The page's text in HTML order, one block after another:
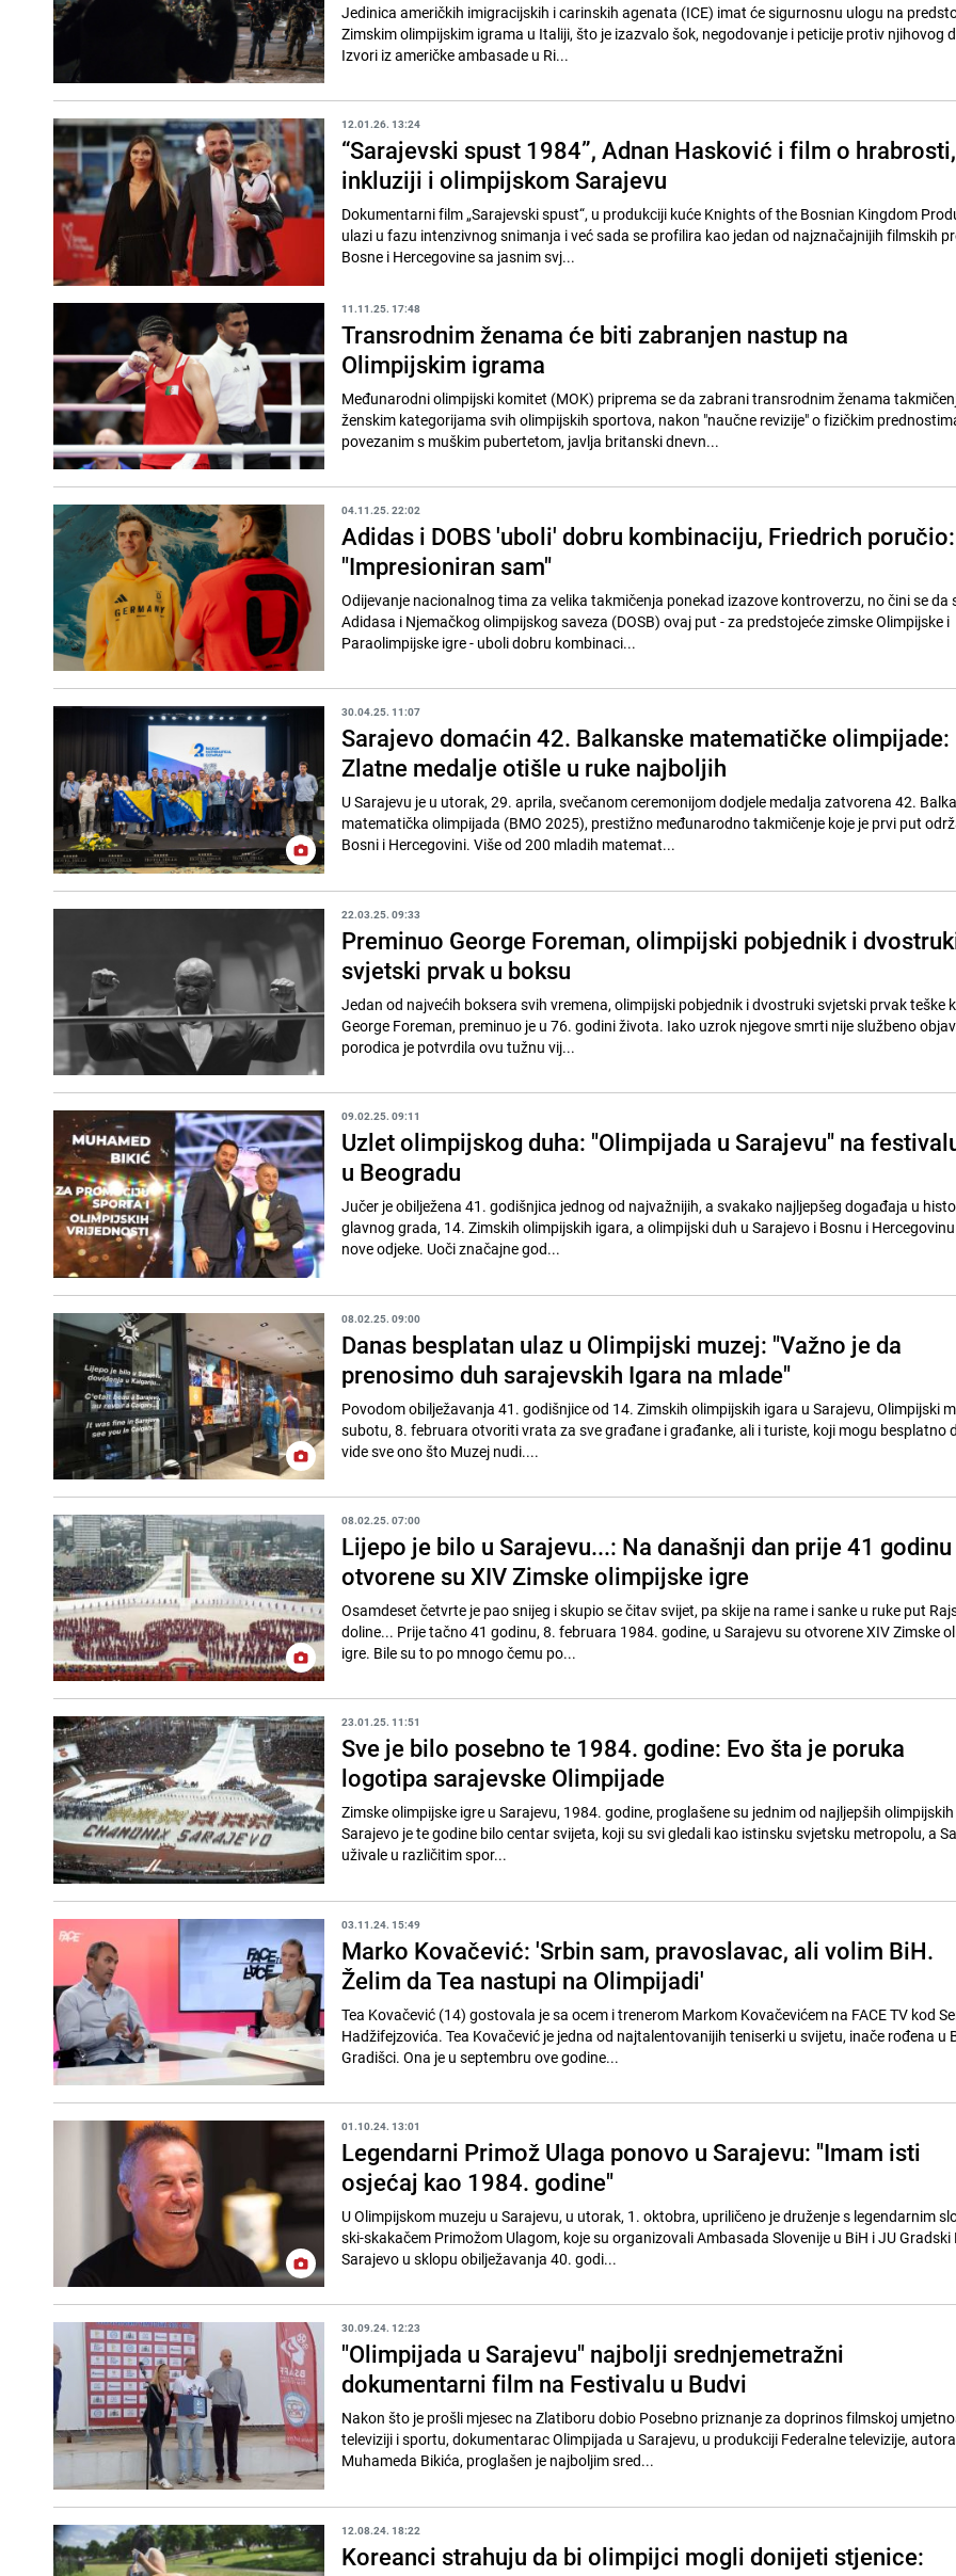
Jedinica američkih imigracijskih i carinskih agenata (ICE) imat će sigurnosnu ulogu na
Zimskim olimpijskim igrama u Italiji, što je izazvalo šok, negodovanje i peticije protiv njihovog
Izvori iz američke ambasade u Ri...
12.01.26. 13:24
“Sarajevski spust 1984”, Adnan Hasković i film o hrabrosti,
inkluziji i olimpijskom Sarajevu
Dokumentarni film „Sarajevski spust“, u produkciji kuće Knights of the Bosnian Kingdom
ulazi u fazu intenzivnog snimanja i već sada se profilira kao jedan od najznačajnijih filmskih
Bosne i Hercegovine sa jasnim svj...
11.11.25. 17:48
Transrodnim ženama će biti zabranjen nastup na
Olimpijskim igrama
Međunarodni olimpijski komitet (MOK) priprema se da zabrani transrodnim ženama
ženskim kategorijama svih olimpijskih sportova, nakon "naučne revizije" o fizičkim
povezanim s muškim pubertetom, javlja britanski dnevn...
04.11.25. 22:02
Adidas i DOBS 'uboli' dobru kombinaciju, Friedrich poručio:
"Impresioniran sam"
Odijevanje nacionalnog tima za velika takmičenja ponekad izazove kontroverzu, no čini se da
Adidasa i Njemačkog olimpijskog saveza (DOSB) ovaj put - za predstojeće zimske Olimpijske i
Paraolimpijske igre - uboli dobru kombinaci...
30.04.25. 11:07
Sarajevo domaćin 42. Balkanske matematičke olimpijade:
Zlatne medalje otišle u ruke najboljih
U Sarajevu je u utorak, 29. aprila, svečanom ceremonijom dodjele medalja zatvorena 42.
matematička olimpijada (BMO 2025), prestižno međunarodno takmičenje koje je prvi put
Bosni i Hercegovini. Više od 200 mladih matemat...
22.03.25. 09:33
Preminuo George Foreman, olimpijski pobjednik i
svjetski prvak u boksu
Jedan od najvećih boksera svih vremena, olimpijski pobjednik i dvostruki svjetski prvak teške
George Foreman, preminuo je u 76. godini života. Iako uzrok njegove smrti nije službeno
porodica je potvrdila ovu tužnu vij...
09.02.25. 09:11
Uzlet olimpijskog duha: "Olimpijada u Sarajevu" na
u Beogradu
Jučer je obilježena 41. godišnjica jednog od najvažnijih, a svakako najljepšeg događaja u
glavnog grada, 14. Zimskih olimpijskih igara, a olimpijski duh u Sarajevo i Bosnu i
nove odjeke. Uoči značajne god...
08.02.25. 09:00
Danas besplatan ulaz u Olimpijski muzej: "Važno je da
prenosimo duh sarajevskih Igara na mlade"
Povodom obilježavanja 41. godišnjice od 14. Zimskih olimpijskih igara u Sarajevu, Olimpijski
subotu, 8. februara otvoriti vrata za sve građane i građanke, ali i turiste, koji mogu besplatno
vide sve ono što Muzej nudi....
08.02.25. 07:00
Lijepo je bilo u Sarajevu...: Na današnji dan prije 41 godinu
otvorene su XIV Zimske olimpijske igre
Osamdeset četvrte je pao snijeg i skupio se čitav svijet, pa skije na rame i sanke u ruke put
doline... Prije tačno 41 godinu, 8. februara 1984. godine, u Sarajevu su otvorene XIV Zimske
igre. Bile su to po mnogo čemu po...
23.01.25. 11:51
Sve je bilo posebno te 1984. godine: Evo šta je poruka
logotipa sarajevske Olimpijade
Zimske olimpijske igre u Sarajevu, 1984. godine, proglašene su jednim od najljepših
Sarajevo je te godine bilo centar svijeta, koji su svi gledali kao istinsku svjetsku metropolu, a
uživale u različitim spor...
03.11.24. 15:49
Marko Kovačević: 'Srbin sam, pravoslavac, ali volim BiH.
Želim da Tea nastupi na Olimpijadi'
Tea Kovačević (14) gostovala je sa ocem i trenerom Markom Kovačevićem na FACE TV kod
Hadžifejzovića. Tea Kovačević je jedna od najtalentovanijih teniserki u svijetu, inače rođena u
Gradišci. Ona je u septembru ove godine...
01.10.24. 13:01
Legendarni Primož Ulaga ponovo u Sarajevu: "Imam isti
osjećaj kao 1984. godine"
U Olimpijskom muzeju u Sarajevu, u utorak, 1. oktobra, upriličeno je druženje s legendarnim
ski-skakačem Primožom Ulagom, koje su organizovali Ambasada Slovenije u BiH i JU Gradski
Sarajevo u sklopu obilježavanja 40. godi...
30.09.24. 12:23
"Olimpijada u Sarajevu" najbolji srednjemetražni
dokumentarni film na Festivalu u Budvi
Nakon što je prošli mjesec na Zlatiboru dobio Posebno priznanje za doprinos filmskoj
televiziji i sportu, dokumentarac Olimpijada u Sarajevu, u produkciji Federalne televizije, autora
Muhameda Bikića, proglašen je najboljim sred...
12.08.24. 18:22
Koreanci strahuju da bi olimpijci mogli donijeti stjenice: